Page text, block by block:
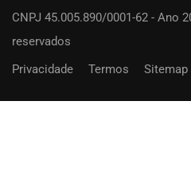
CNPJ 45.005.890/0001-62 - Ano
reservados
Privacidade
Termos Sitemap